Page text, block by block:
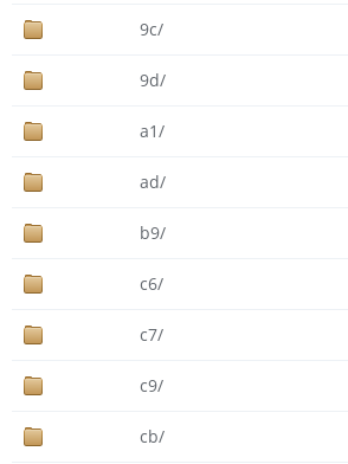
9c/
9d/
a1/
ad/
b9/
c6/
c7/
c9/
cb/